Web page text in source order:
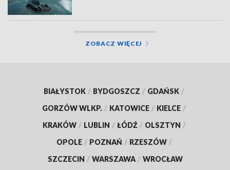
ZOBACZ WIĘCEJ
BIAŁYSTOK / BYDGOSZCZ / GDAŃSK /
GORZÓW WLKP. / KATOWICE / KIELCE /
KRAKÓW / LUBLIN / ŁÓDŹ / OLSZTYN /
OPOLE / POZNAŃ / RZESZÓW /
SZCZECIN / WARSZAWA / WROCŁAW